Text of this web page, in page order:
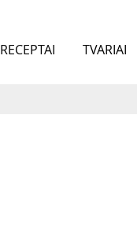
RECEPTAI TVARIAI